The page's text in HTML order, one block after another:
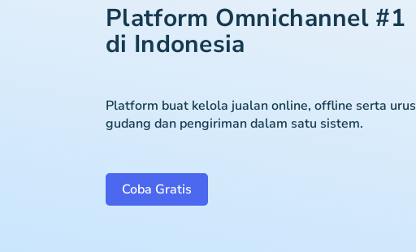
Platform Omnichannel #1
di Indonesia
Platform buat kelola jualan online, offline serta urus
gudang dan pengiriman dalam satu sistem.
Coba Gratis